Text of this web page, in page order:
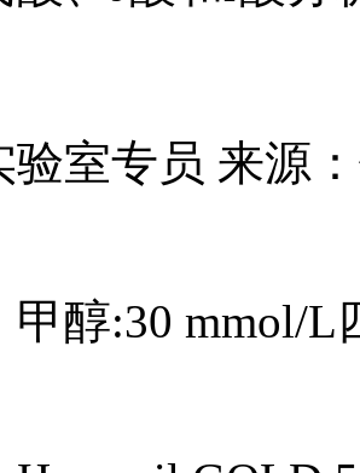
验室专员 来源
醇:30 mmol/L